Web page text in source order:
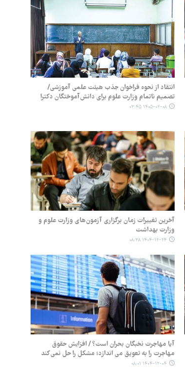
انتقاد از نحوه فراخوان جذب هیئت علمی آموزشی/
تصمیم ناتمام وزارت علوم برای دانش‌آموختگان دکترا
۱۴۰۵-۰۲-۰۸ ۰۳:۴۵
آخرین تغییرات زمان برگزاری آزمون‌های وزارت علوم و
وزارت بهداشت
۱۴۰۴-۱۲-۲۴ ۰۸:۳۸
آیا مهاجرت نخبگان بحران است؟ / افزایش حقوق
مهاجرت را به تعویق می اندازد؛ مشکل را حل نمی‌کند
۱۴۰۴-۱۲-۰۴ ۰۸:۰۱